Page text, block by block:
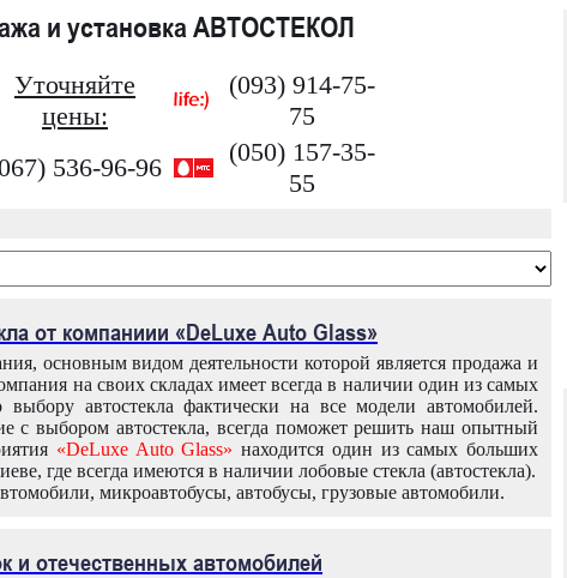
и установка АВТОСТЕКОЛ
Уточняйте
цены:
(093) 914-75-
75
536-96-96
(050) 157-35-
55
от компаниии «DeLuxe Auto Glass»
основным видом деятельности которой является продажа и
на своих складах имеет всегда в наличии один из самых
автостекла фактически на все модели автомобилей.
с выбором автостекла, всегда поможет решить наш опытный
«DeLuxe Auto Glass» находится один из самых больших
где всегда имеются в наличии лобовые стекла (автостекла).
микроавтобусы, автобусы, грузовые автомобили.
и отечественных автомобилей